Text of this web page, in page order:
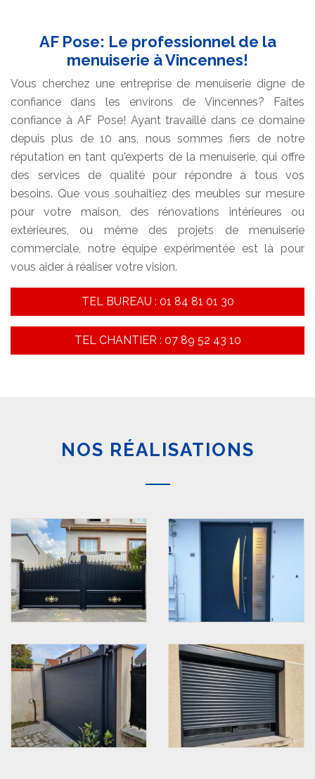
AF Pose: Le professionnel de la
menuiserie à Vincennes!
Vous cherchez une entreprise de menuiserie digne de
confiance dans les environs de Vincennes? Faites
confiance à AF Pose! Ayant travaillé dans ce domaine
depuis plus de 10 ans, nous sommes fiers de notre
réputation en tant qu'experts de la menuiserie, qui offre
des services de qualité pour répondre à tous vos
besoins. Que vous souhaitiez des meubles sur mesure
pour votre maison, des rénovations intérieures ou
extérieures, ou même des projets de menuiserie
commerciale, notre équipe expérimentée est là pour
vous aider à réaliser votre vision.
TEL BUREAU : 01 84 81 01 30
TEL CHANTIER : 07 89 52 43 10
NOS RÉALISATIONS